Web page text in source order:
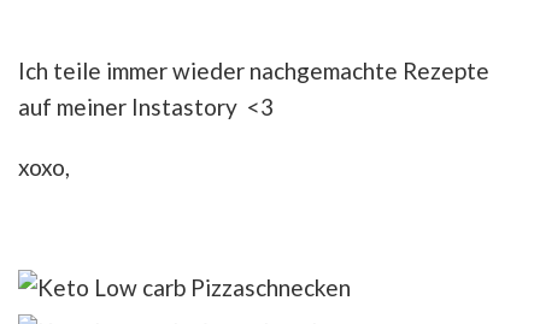
Ich teile immer wieder nachgemachte Rezepte
auf meiner Instastory <3
xoxo,